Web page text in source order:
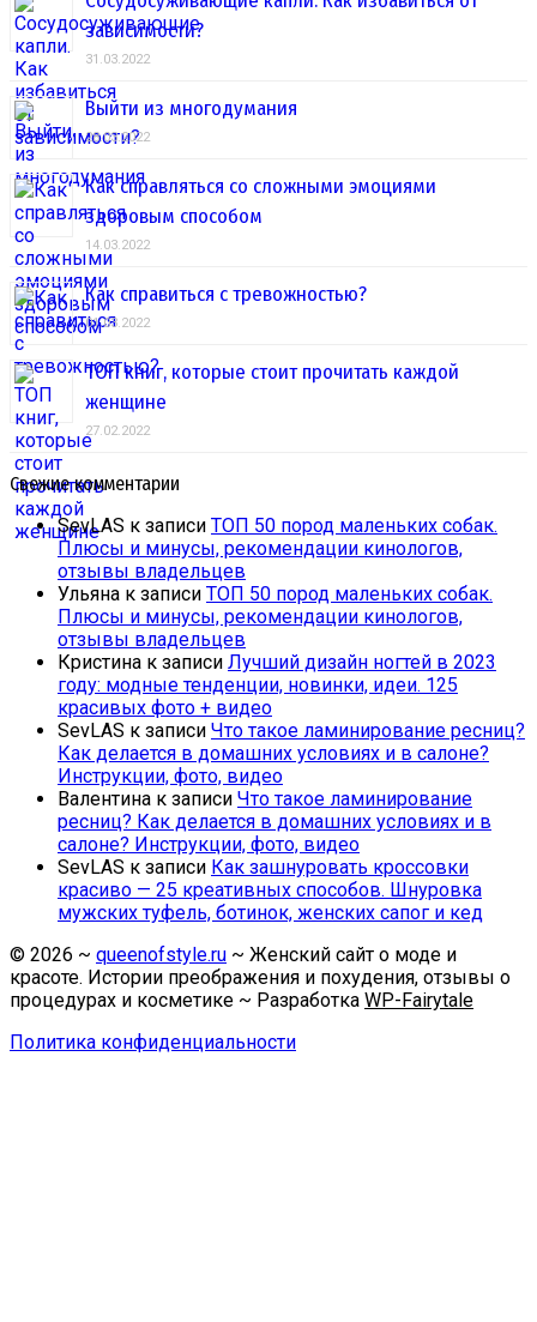
зависимости?
31.03.2022
Выйти из многодумания
28.03.2022
Как справляться со сложными эмоциями
здоровым способом
14.03.2022
Как справиться с тревожностью?
01.03.2022
ТОП книг, которые стоит прочитать каждой
женщине
27.02.2022
Свежие комментарии
SevLAS к записи ТОП 50 пород маленьких собак.
Плюсы и минусы, рекомендации кинологов,
отзывы владельцев
Ульяна к записи ТОП 50 пород маленьких собак.
Плюсы и минусы, рекомендации кинологов,
отзывы владельцев
Кристина к записи Лучший дизайн ногтей в 2023
году: модные тенденции, новинки, идеи. 125
красивых фото + видео
SevLAS к записи Что такое ламинирование ресниц?
Как делается в домашних условиях и в салоне?
Инструкции, фото, видео
Валентина к записи Что такое ламинирование
ресниц? Как делается в домашних условиях и в
салоне? Инструкции, фото, видео
SevLAS к записи Как зашнуровать кроссовки
красиво — 25 креативных способов. Шнуровка
мужских туфель, ботинок, женских сапог и кед
© 2026 ~ queenofstyle.ru ~ Женский сайт о моде и
красоте. Истории преображения и похудения, отзывы о
процедурах и косметике ~ Разработка WP-Fairytale
Политика конфиденциальности